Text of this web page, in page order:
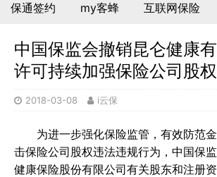
保通签约 my客蜂 互联网保险
中国保监会撤销昆仑健康
许可持续加强保险公司股
2018-03-08 i云保
为进一步强化保险监管，有效防范
击保险公司股权违法违规行为，中国保
健康保险股份有限公司有关股东和注册